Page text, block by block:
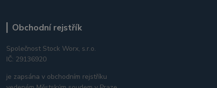
Obchodní rejstřík
Společnost Stock Worx, s.r.o.
IČ: 29136920
je zapsána v obchodním rejstříku